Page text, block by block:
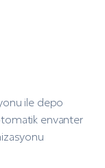
ile depo
envanter